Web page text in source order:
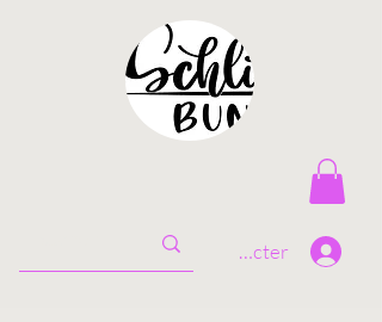
Se connecter